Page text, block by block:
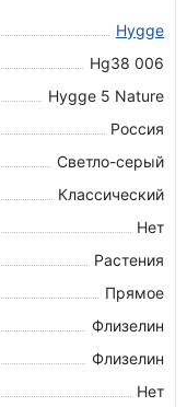
Hygge
Hg38 006
Hygge 5 Nature
Россия
Светло-серый
Классический
Нет
Растения
Прямое
Флизелин
Флизелин
Нет